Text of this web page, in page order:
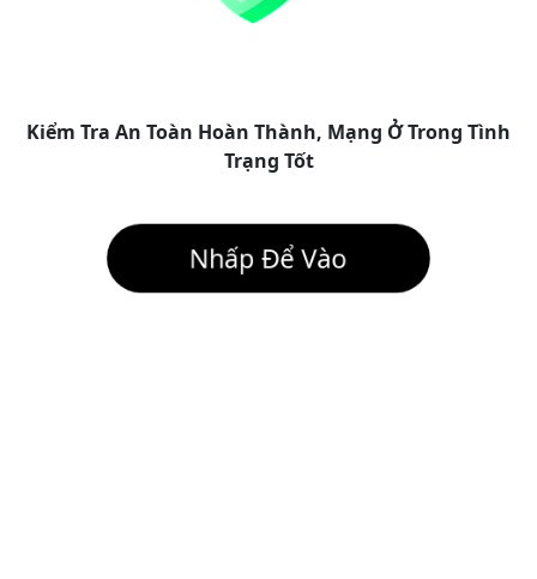
Kiểm Tra An Toàn Hoàn Thành, Mạng Ở Trong Tình
Trạng Tốt
Nhấp Để Vào